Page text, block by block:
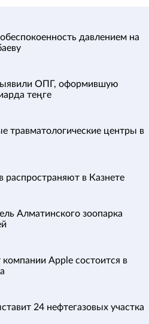
давлением на
ОПГ, оформившую
теңге
травматологические центры в
в Казнете
Алматинского зоопарка
Apple состоится в
24 нефтегазовых участка